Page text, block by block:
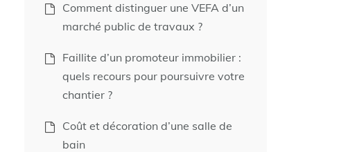
Comment distinguer une VEFA d’un
marché public de travaux ?
Faillite d’un promoteur immobilier :
quels recours pour poursuivre votre
chantier ?
Coût et décoration d’une salle de
bain